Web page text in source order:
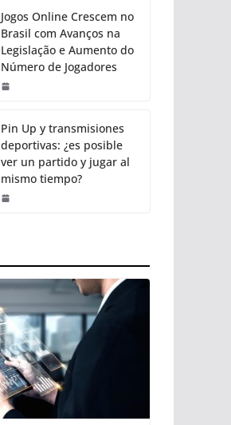
Jogos Online Crescem no
Brasil com Avanços na
Legislação e Aumento do
Número de Jogadores
Pin Up y transmisiones
deportivas: ¿es posible
ver un partido y jugar al
mismo tiempo?